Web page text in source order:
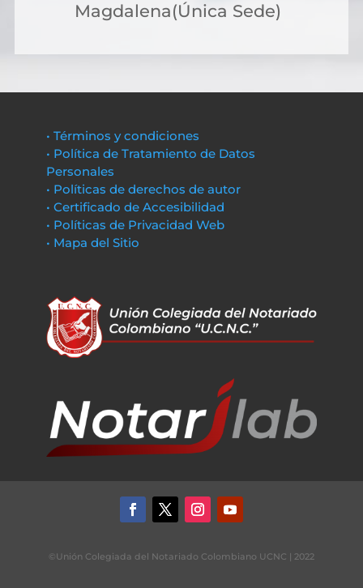
Magdalena(Única Sede)
• Términos y condiciones
• Política de Tratamiento de Datos
Personales
• Políticas de derechos de autor
• Certificado de Accesibilidad
• Políticas de Privacidad Web
• Mapa del Sitio
©Unión Colegiada del Notariado Colombiano UCNC | 2022